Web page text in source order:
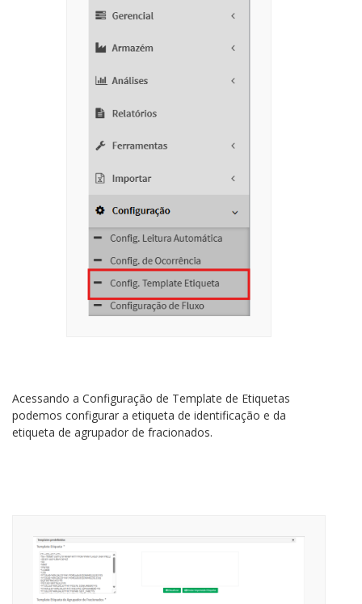
Acessando a Configuração de Template de Etiquetas
podemos configurar a etiqueta de identificação e da
etiqueta de agrupador de fracionados.